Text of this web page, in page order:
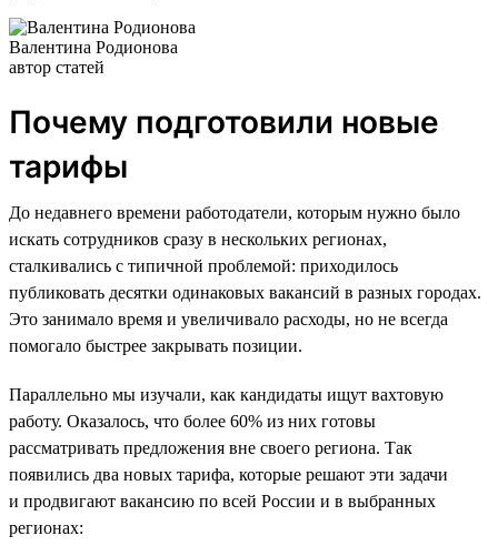
Валентина Родионова
автор статей
Почему подготовили новые
тарифы
До недавнего времени работодатели, которым нужно было
искать сотрудников сразу в нескольких регионах,
сталкивались с типичной проблемой: приходилось
публиковать десятки одинаковых вакансий в разных городах.
Это занимало время и увеличивало расходы, но не всегда
помогало быстрее закрывать позиции.
Параллельно мы изучали, как кандидаты ищут вахтовую
работу. Оказалось, что более 60% из них готовы
рассматривать предложения вне своего региона. Так
появились два новых тарифа, которые решают эти задачи
и продвигают вакансию по всей России и в выбранных
регионах: